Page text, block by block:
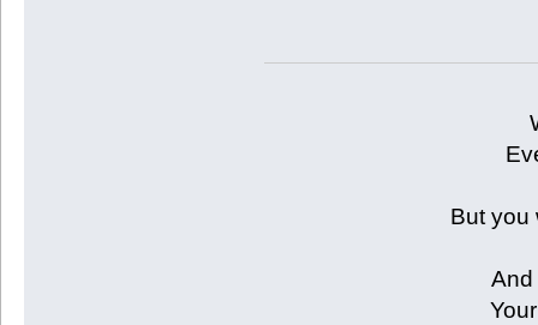
But you
And